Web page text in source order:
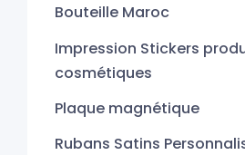
Bouteille Maroc
Impression Stickers
cosmétiques
Plaque magnétique
Rubans Satins